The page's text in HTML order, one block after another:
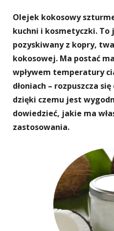
Olejek kokosowy
kuchni i kosmetyczki. To
pozyskiwany z kopry,
kokosowej. Ma postać
wpływem temperatury
dłoniach – rozpuszcza
dzięki czemu jest
dowiedzieć, jakie ma
zastosowania.